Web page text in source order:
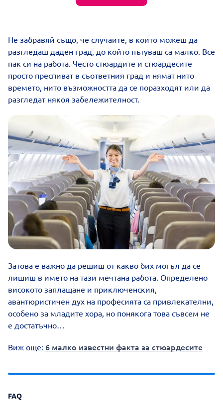
Не забравяй също, че случаите, в които можеш да
разгледаш даден град, до който пътуваш са малко. Все
пак си на работа. Често стюардите и стюардесите
просто преспиват в съответния град и нямат нито
времето, нито възможността да се поразходят или да
разгледат някоя забележителност.
Затова е важно да решиш от какво бих могъл да се
лишиш в името на тази мечтана работа. Определено
високото заплащане и приключенския,
авантюристичен дух на професията са привлекателни,
особено за младите хора, но понякога това съвсем не
е достатъчно…
Виж още: 6 малко известни факта за стюардесите
FAQ